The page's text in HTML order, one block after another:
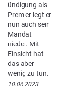
ündigung als
Premier legt er
nun auch sein
Mandat
nieder. Mit
Einsicht hat
das aber
wenig zu tun.
10.06.2023